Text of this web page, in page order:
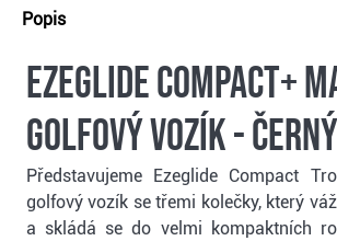
Popis
Ezeglide Compact+
golfový vozík - černý
Představujeme Ezeglide Compact
golfový vozík se třemi kolečky, který
a skládá se do velmi kompaktních